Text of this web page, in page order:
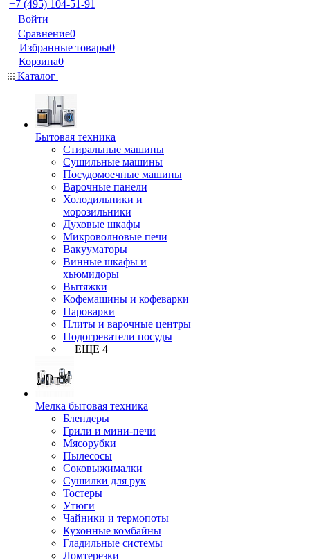
+7 (495) 104-51-91
Войти
Сравнение0
Избранные товары0
Корзина0
Каталог
Бытовая техника
Стиральные машины
Сушильные машины
Посудомоечные машины
Варочные панели
Холодильники и
морозильники
Духовые шкафы
Микроволновые печи
Вакууматоры
Винные шкафы и
хьюмидоры
Вытяжки
Кофемашины и кофеварки
Пароварки
Плиты и варочные центры
Подогреватели посуды
+ ЕЩЕ 4
Мелка бытовая техника
Блендеры
Грили и мини-печи
Мясорубки
Пылесосы
Соковыжималки
Сушилки для рук
Тостеры
Утюги
Чайники и термопоты
Кухонные комбайны
Гладильные системы
Ломтерезки